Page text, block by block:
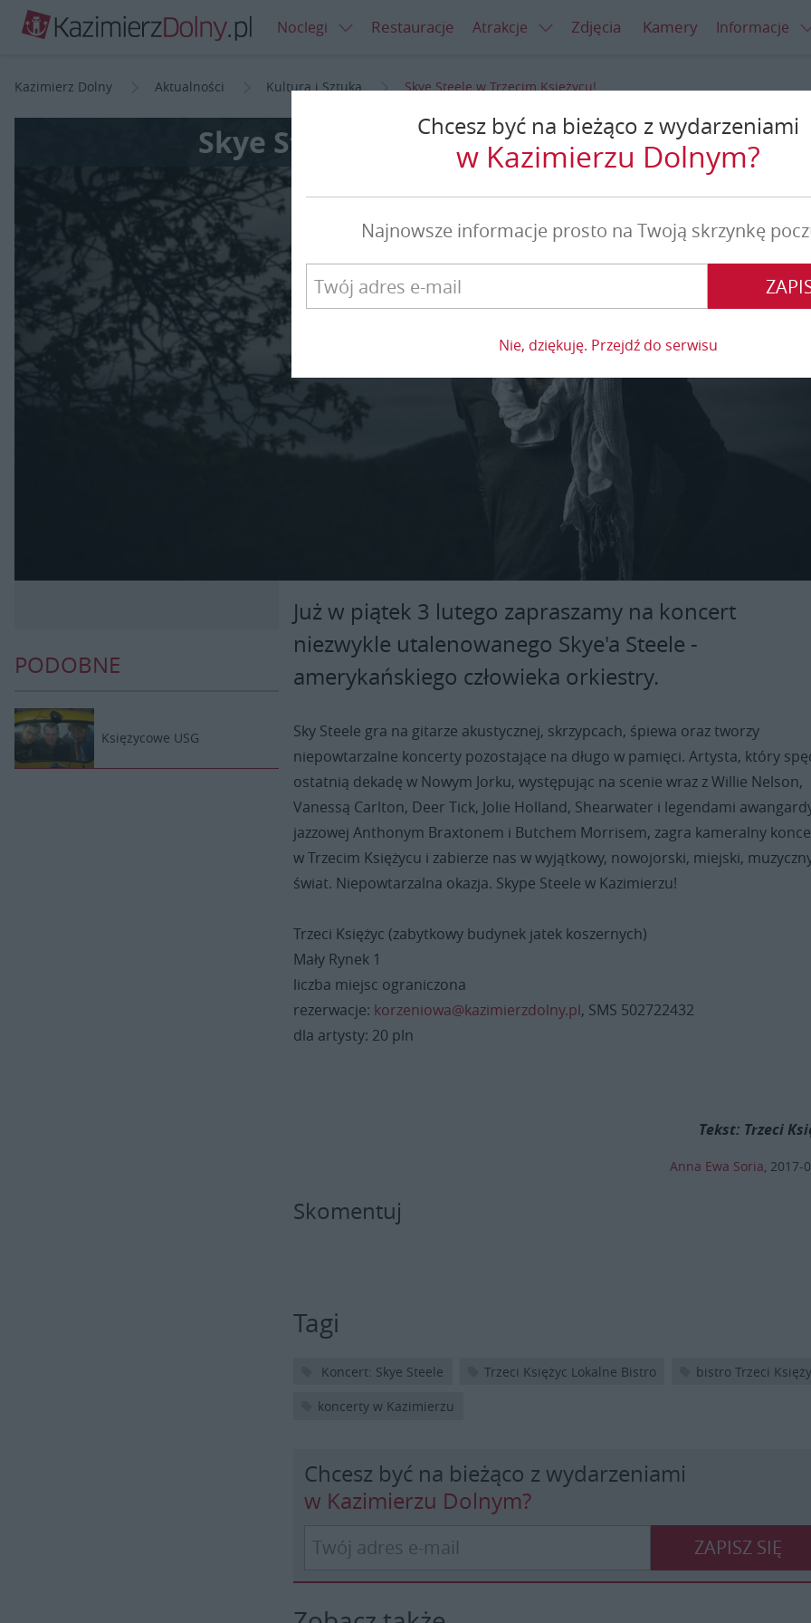
Noclegi Restauracje Atrakcje Zdjęcia Kamery Informacje
Kazimierz Dolny Aktualności Kultura i Sztuka Skye Steele w Trzecim Księżycu!
Skye Steele w Trzecim Księżycu!
PODOBNE
Księżycowe USG
Już w piątek 3 lutego zapraszamy na koncert
niezwykle utalenowanego Skye'a Steele -
amerykańskiego człowieka orkiestry.
Sky Steele gra na gitarze akustycznej, skrzypcach, śpiewa oraz tworzy
niepowtarzalne koncerty pozostające na długo w pamięci. Artysta, który
ostatnią dekadę w Nowym Jorku, występując na scenie wraz z Willie Nelson,
Vanessą Carlton, Deer Tick, Jolie Holland, Shearwater i legendami
jazzowej Anthonym Braxtonem i Butchem Morrisem, zagra kameralny
w Trzecim Księżycu i zabierze nas w wyjątkowy, nowojorski, miejski,
świat. Niepowtarzalna okazja. Skype Steele w Kazimierzu!
Trzeci Księżyc (zabytkowy budynek jatek koszernych)
Mały Rynek 1
liczba miejsc ograniczona
rezerwacje: korzeniowa@kazimierzdolny.pl, SMS 502722432
dla artysty: 20 pln
Tekst: Trzeci
Anna Ewa Soria, 2017-
Skomentuj
Tagi
Koncert: Skye Steele Trzeci Księżyc Lokalne Bistro bistro Trzeci
koncerty w Kazimierzu
Chcesz być na bieżąco z wydarzeniami
w Kazimierzu Dolnym?
ZAPISZ SIĘ
Chcesz być na bieżąco z wydarzeniami
w Kazimierzu Dolnym?
Najnowsze informacje prosto na Twoją skrzynkę
Nie, dziękuję. Przejdź do serwisu